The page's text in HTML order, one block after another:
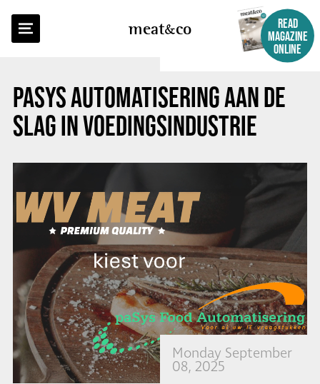
meatco
READ
MAGAZINE
ONLINE
PASYS AUTOMATISERING AAN DE
SLAG IN VOEDINGSINDUSTRIE
Monday September
08, 2025
BACK TO OVERVIEW